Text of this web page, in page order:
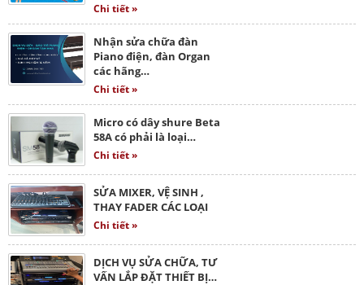
Chi tiết »
Nhận sửa chữa đàn
Piano điện, đàn Organ
các hãng…
Chi tiết »
Micro có dây shure Beta
58A có phải là loại…
Chi tiết »
SỬA MIXER, VỆ SINH ,
THAY FADER CÁC LOẠI
Chi tiết »
DỊCH VỤ SỬA CHỮA, TƯ
VẤN LẮP ĐẶT THIẾT BỊ…